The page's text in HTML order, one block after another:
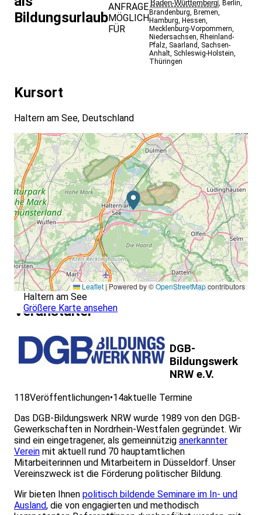
Bildungsurlaub
ANFRAGE
MÖGLICH
FÜR
Baden-Württemberg, Berlin,
Brandenburg, Bremen,
Hamburg, Hessen,
Mecklenburg-Vorpommern,
Niedersachsen, Rheinland-
Pfalz, Saarland, Sachsen-
Anhalt, Schleswig-Holstein,
Thüringen
Kursort
Haltern am See, Deutschland
Leaflet |Powered by ©OpenStreetMapcontributors
Haltern am See
Größere Karte ansehen
Veranstalter
DGB-
Bildungswerk
NRW e.V.
118Veröffentlichungen•14aktuelle Termine
Das DGB-Bildungswerk NRW wurde 1989 von den DGB-
Gewerkschaften in Nordrhein-Westfalen gegründet. Wir
sind ein eingetragener, als gemeinnützig anerkannter
Verein mit aktuell rund 70 hauptamtlichen
Mitarbeiterinnen und Mitarbeitern in Düsseldorf. Unser
Vereinszweck ist die Förderung politischer Bildung.
Wir bieten Ihnen politisch bildende Seminare im In- und
Ausland, die von engagierten und methodisch